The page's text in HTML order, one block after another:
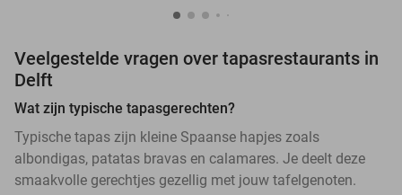
Veelgestelde vragen over tapasrestaurants in
Delft
Wat zijn typische tapasgerechten?
Typische tapas zijn kleine Spaanse hapjes zoals
albondigas, patatas bravas en calamares. Je deelt deze
smaakvolle gerechtjes gezellig met jouw tafelgenoten.